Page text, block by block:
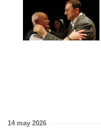
14 may 2026